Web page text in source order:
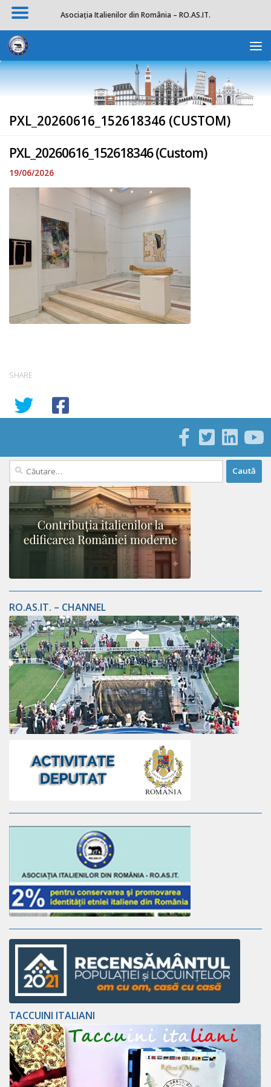
Skip to content
PXL_20260616_152618346 (CUSTOM)
PXL_20260616_152618346 (Custom)
19/06/2026
SHARE
Caută
după:
RO.AS.IT. – CHANNEL
TACCUINI ITALIANI
Asociația Italienilor din România – RO.AS.IT.